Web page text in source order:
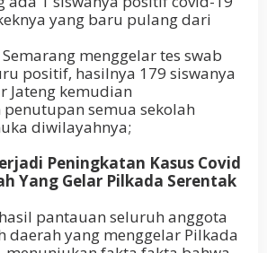
yang baru pulang dari
menggelar tes swab
positif, hasilnya 179 siswanya
Jateng kemudian
semua sekolah
diwilayahnya;
Peningkatan Kasus Covid
Yang Gelar Pilkada Serentak
pantauan seluruh anggota
daerah yang menggelar Pilkada